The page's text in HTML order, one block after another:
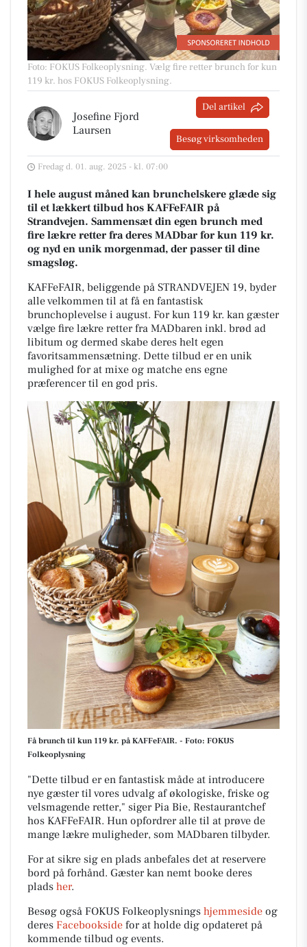
Foto: FOKUS Folkeoplysning. Vælg fire retter brunch for kun
119 kr. hos FOKUS Folkeoplysning.
Josefine Fjord
Laursen
Del artikel
Besøg virksomheden
Fredag d. 01. aug. 2025 - kl. 07:00
I hele august måned kan brunchelskere glæde sig
til et lækkert tilbud hos KAFFeFAIR på
Strandvejen. Sammensæt din egen brunch med
fire lækre retter fra deres MADbar for kun 119 kr.
og nyd en unik morgenmad, der passer til dine
smagsløg.
KAFFeFAIR, beliggende på STRANDVEJEN 19, byder
alle velkommen til at få en fantastisk
brunchoplevelse i august. For kun 119 kr. kan gæster
vælge fire lækre retter fra MADbaren inkl. brød ad
libitum og dermed skabe deres helt egen
favoritsammensætning. Dette tilbud er en unik
mulighed for at mixe og matche ens egne
præferencer til en god pris.
Få brunch til kun 119 kr. på KAFFeFAIR. - Foto: FOKUS
Folkeoplysning
"Dette tilbud er en fantastisk måde at introducere
nye gæster til vores udvalg af økologiske, friske og
velsmagende retter," siger Pia Bie, Restaurantchef
hos KAFFeFAIR. Hun opfordrer alle til at prøve de
mange lækre muligheder, som MADbaren tilbyder.
For at sikre sig en plads anbefales det at reservere
bord på forhånd. Gæster kan nemt booke deres
plads her.
Besøg også FOKUS Folkeoplysnings hjemmeside og
deres Facebookside for at holde dig opdateret på
kommende tilbud og events.